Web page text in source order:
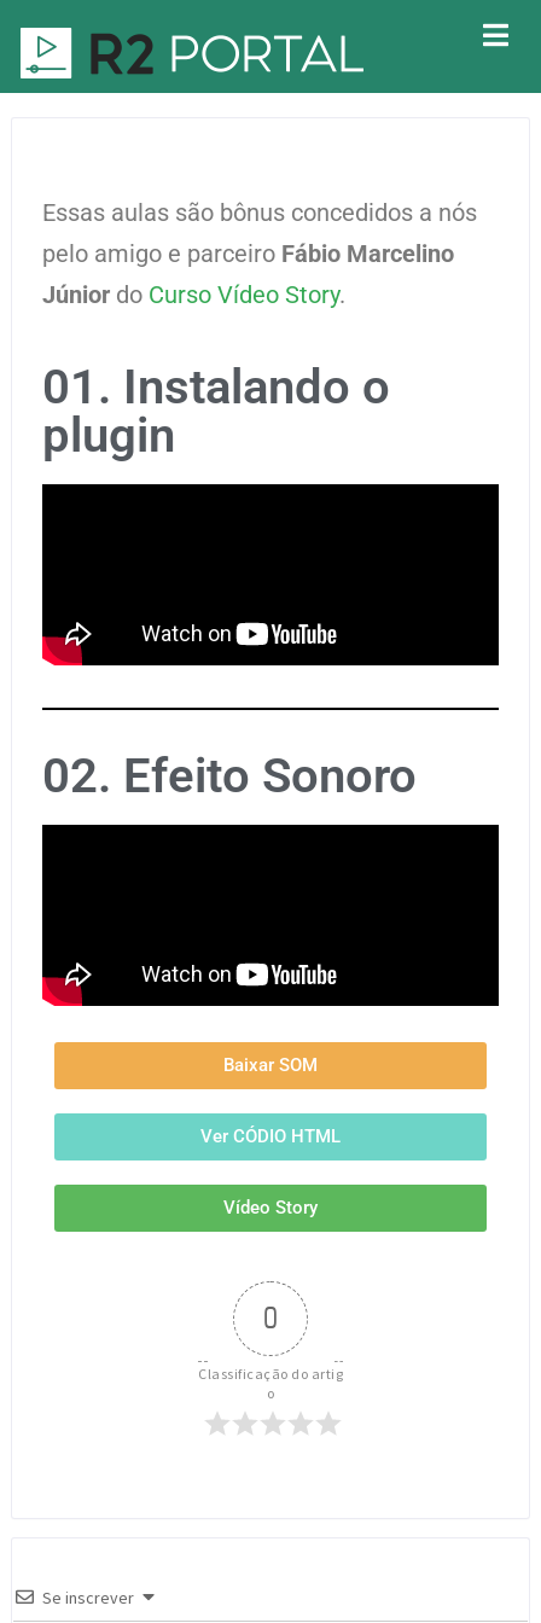
Essas aulas são bônus concedidos a nós
pelo amigo e parceiro Fábio Marcelino
Júnior do Curso Vídeo Story.
01. Instalando o
plugin
02. Efeito Sonoro
Baixar SOM
Ver CÓDIO HTML
Vídeo Story
0
Classificação do artig
o
Se inscrever